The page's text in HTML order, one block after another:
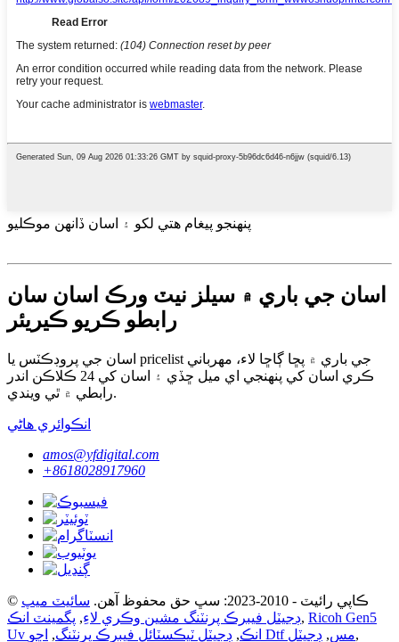
پنهنجو پيغام هتي لکو ۽ اسان ڏانهن موڪليو
اسان جي باري ۾ سيلز نيٽ ورڪ اسان سان
رابطو ڪريو ڪيريئر
اسان جي پروڊڪٽس يا pricelist جي باري ۾ پڇا ڳاڇا لاء، مهرباني
ڪري اسان کي پنهنجي اي ميل ڇڏي ۽ اسان کي 24 ڪلاڪن اندر
رابطي ۾ ٿي ويندي.
انڪوائري هاڻي
amos@yfdigital.com
+8618028917960
© ڪاپي رائيٽ - 2010-2023: سڀ حق محفوظ آهن.
سائيٽ ميپ
ڊجيٽل فيبرڪ پرنٽنگ مشين وڪري لاءِ, پگمينٽ انڪ , Ricoh Gen5
Uv انڪ, ڊجيٽل ٽيڪسٽائل فيبرڪ پرنٽنگ, اڇو Dtf مس, ڊجيٽل ,